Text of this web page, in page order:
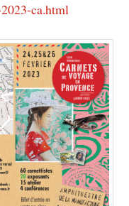
ca.html